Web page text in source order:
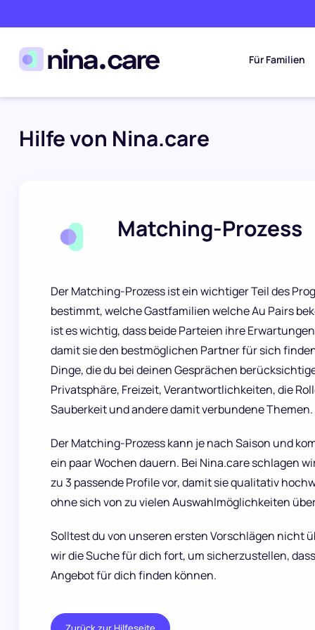
Für Familien
Hilfe von Nina.care
Matching-Prozess
Der Matching-Prozess ist ein wichtiger Teil des
bestimmt, welche Gastfamilien welche Au Pairs
ist es wichtig, dass beide Parteien ihre
damit sie den bestmöglichen Partner für sich
Dinge, die du bei deinen Gesprächen
Privatsphäre, Freizeit, Verantwortlichkeiten, die
Sauberkeit und andere damit verbundene Themen.
Der Matching-Prozess kann je nach Saison und
ein paar Wochen dauern. Bei Nina.care schlagen
zu 3 passende Profile vor, damit sie qualitativ
ohne sich von zu vielen Auswahlmöglichkeiten
Solltest du von unseren ersten Vorschlägen nicht
wir die Suche für dich fort, um sicherzustellen,
Angebot für dich finden können.